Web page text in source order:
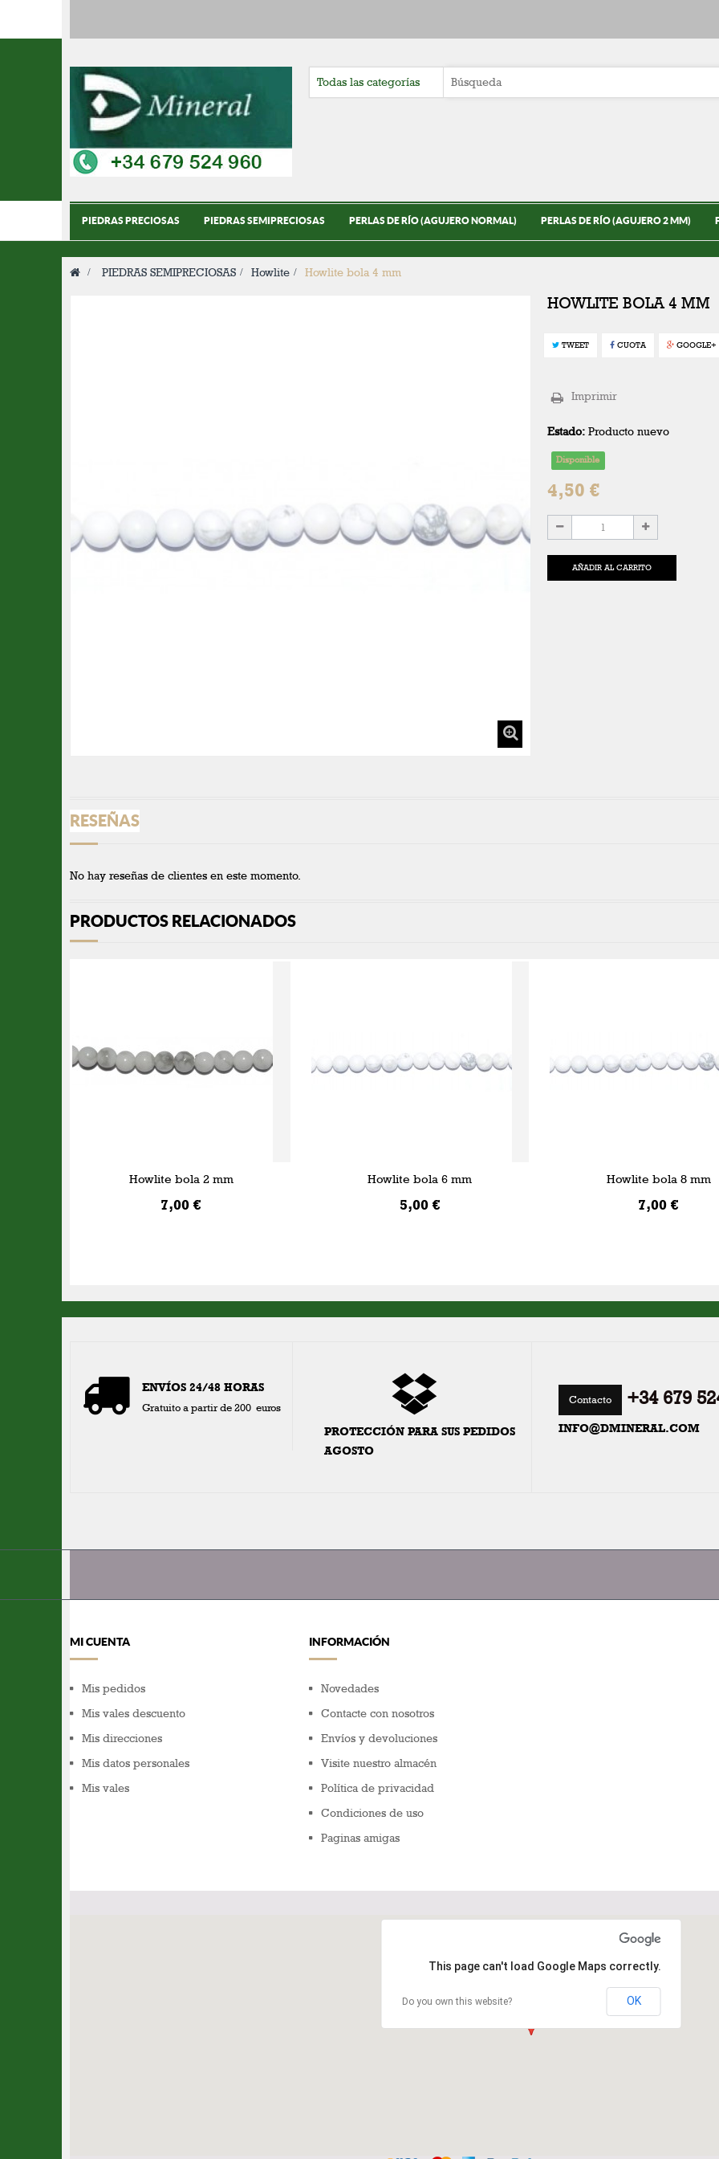
PIEDRAS PRECIOSAS PIEDRAS SEMIPRECIOSAS PERLAS DE RÍO (AGUJERO NORMAL) PERLAS DE RÍO (AGUJERO 2 MM)
> PIEDRAS SEMIPRECIOSAS > Howlite > Howlite bola 4 mm
HOWLITE BOLA 4 MM
TWEET CUOTA GOOGLE+
Imprimir
Estado: Producto nuevo
Disponible
4,50 €
AÑADIR AL CARRITO
RESEÑAS
No hay reseñas de clientes en este momento.
PRODUCTOS RELACIONADOS
Howlite bola 2 mm
7,00 €
AÑADIR A LA CESTA
Howlite bola 6 mm
5,00 €
AÑADIR A LA CESTA
Howlite bola 8 mm
7,00 €
AÑADIR A LA CESTA
ENVÍOS 24/48 HORAS
Gratuito a partir de 200 euros
PROTECCIÓN PARA SUS PEDIDOS
AGOSTO
Contacto +34 679
INFO@DMINERAL.COM
MI CUENTA
Mis pedidos
Mis vales descuento
Mis direcciones
Mis datos personales
Mis vales
INFORMACIÓN
Novedades
Contacte con nosotros
Envíos y devoluciones
Visite nuestro almacén
Política de privacidad
Condiciones de uso
Paginas amigas
This page can't load Google Maps correctly.
Do you own this website? OK